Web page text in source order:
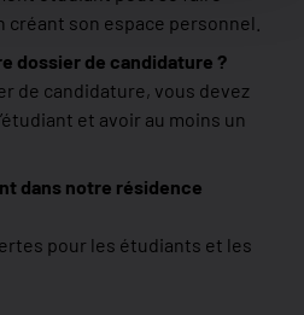
son espace personnel.
dossier de candidature ?
de candidature, vous devez
et avoir au moins un
dans notre résidence
pour les étudiants et les